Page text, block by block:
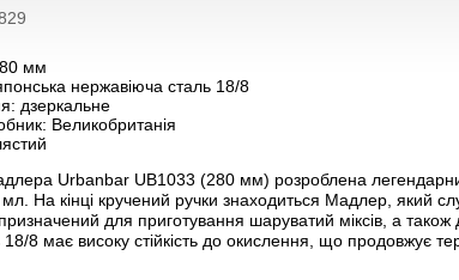
мм
нержавіюча сталь 18/8
дзеркальне
Великобританія
Urbanbar UB1033 (280 мм) розроблена
На кінці кручений ручки знаходиться Мадлер, який
для приготування шаруватий міксів, а
18/8 має високу стійкість до окислення, що продовжує